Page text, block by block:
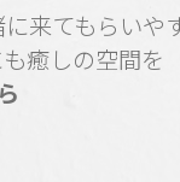
来てもらいや
癒しの空間を